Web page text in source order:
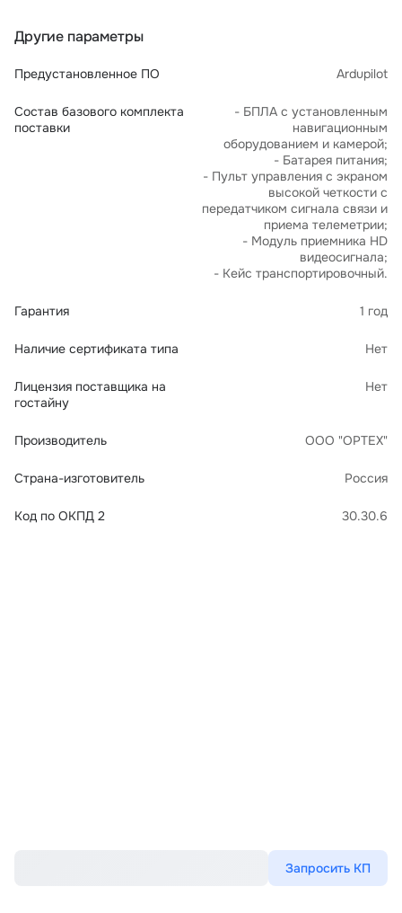
Другие параметры
Предустановленное ПО Ardupilot
Состав базового комплекта
поставки
- БПЛА с установленным
навигационным
оборудованием и камерой;
- Батарея питания;
- Пульт управления с экраном
высокой четкости с
передатчиком сигнала связи и
приема телеметрии;
- Модуль приемника HD
видеосигнала;
- Кейс транспортировочный.
Гарантия 1 год
Наличие сертификата типа Нет
Лицензия поставщика на
гостайну
Нет
Производитель ООО "ОРТЕХ"
Страна-изготовитель Россия
Код по ОКПД 2 30.30.6
Запросить КП